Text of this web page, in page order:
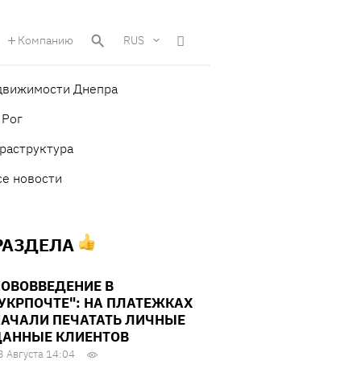
Компанию RUS
Днепра
новости
В
НА ПЛАТЕЖКАХ
ПЕЧАТАТЬ ЛИЧНЫЕ
КЛИЕНТОВ
Августа 14:04